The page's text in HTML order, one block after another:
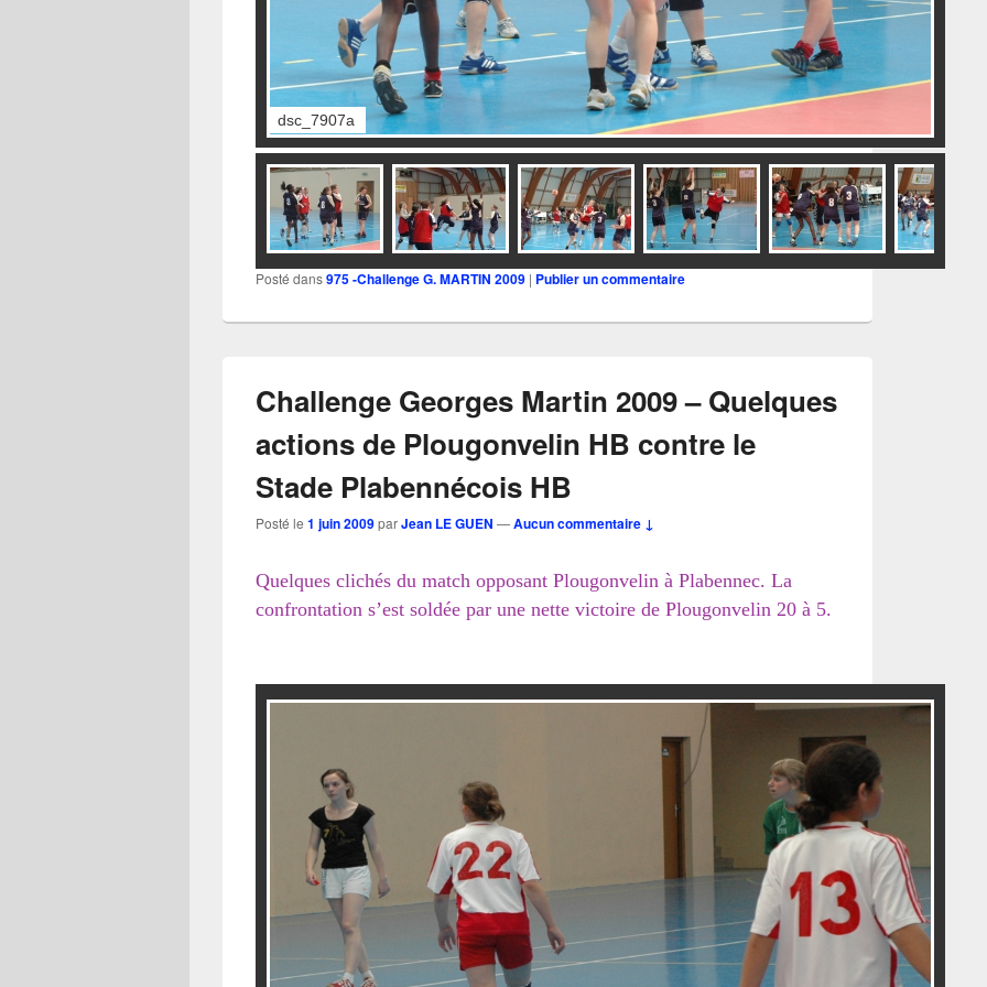
dsc_7908a
Posté dans975 -Challenge G. MARTIN 2009 | Publier un commentaire
Challenge Georges Martin 2009 – Quelques
actions de Plougonvelin HB contre le
Stade Plabennécois HB
Posté le 1 juin 2009parJean LE GUEN —Aucun commentaire ↓
Quelques clichés du match opposant Plougonvelin à Plabennec. La
confrontation s’est soldée par une nette victoire de Plougonvelin 20 à 5.